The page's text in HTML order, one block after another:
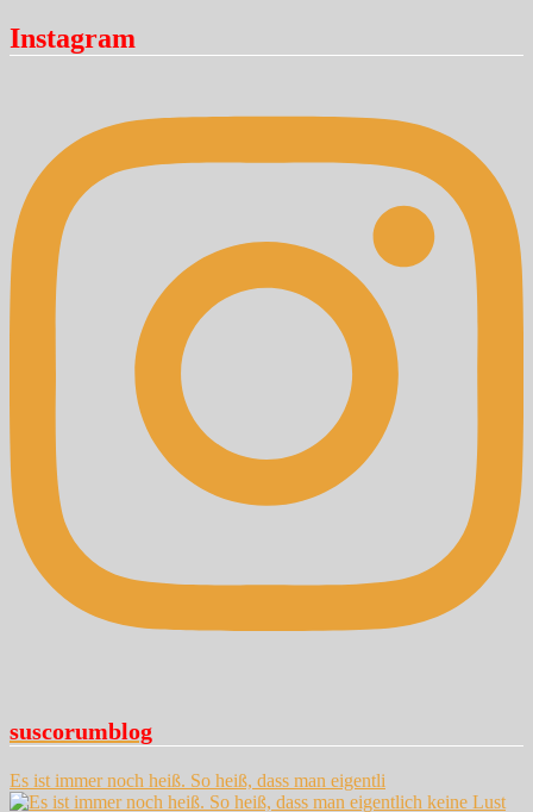
Instagram
suscorumblog
Es ist immer noch heiß. So heiß, dass man eigentli